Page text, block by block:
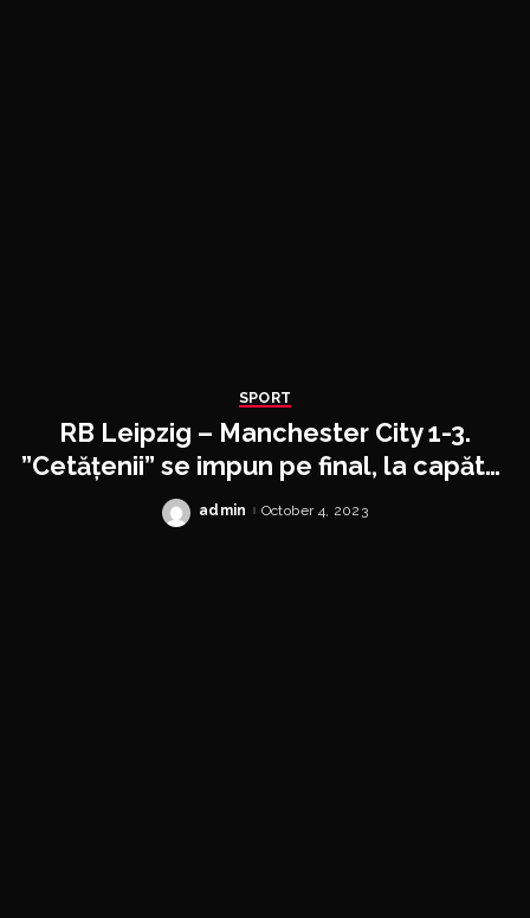
SPORT
RB Leipzig – Manchester City 1-3.
”Cetățenii” se impun pe final, la capătul
unui meci spectaculos
Posted
admin October 4, 2023